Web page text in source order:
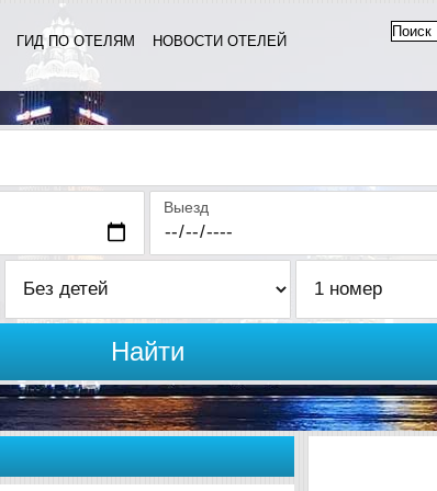
ГИД ПО ОТЕЛЯМ
НОВОСТИ ОТЕЛЕЙ
Выезд
Найти